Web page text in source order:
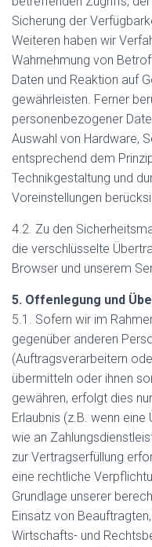
Sicherung der
Weiteren haben wir
Wahrnehmung von
Daten und Reaktion auf
gewährleisten. Ferner
personenbezogener
Auswahl von Hardware,
entsprechend dem
Technikgestaltung und
Voreinstellungen
4.2. Zu den
die verschlüsselte
Browser und unserem
5. Offenlegung und
5.1. Sofern wir im
gegenüber anderen
(Auftragsverarbeitern
übermitteln oder ihnen
gewähren, erfolgt dies
Erlaubnis (z.B. wenn
wie an
zur Vertragserfüllung
eine rechtliche
Grundlage unserer
Einsatz von
Wirtschafts- und